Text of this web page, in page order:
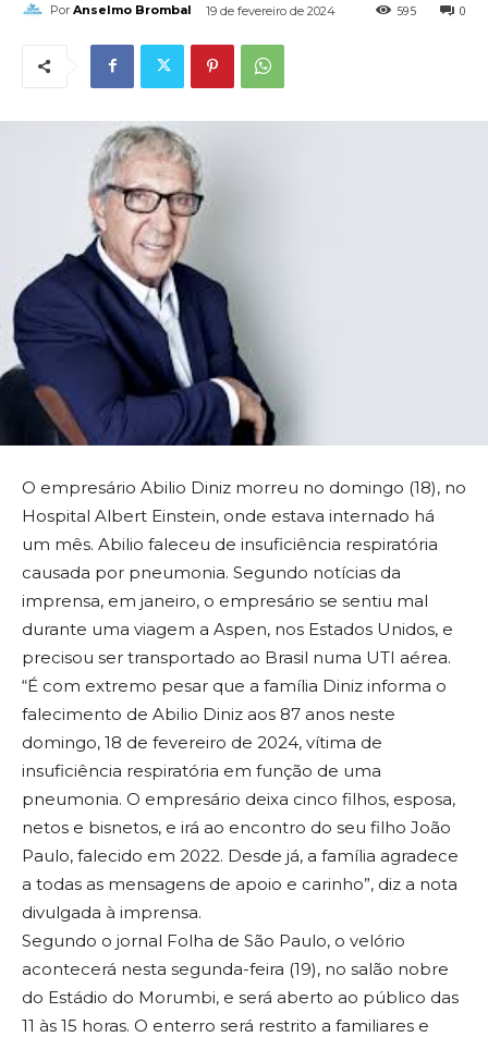
Por Anselmo Brombal 19 de fevereiro de 2024 0
595
O empresário Abilio Diniz morreu no domingo (18), no
Hospital Albert Einstein, onde estava internado há
um mês. Abilio faleceu de insuficiência respiratória
causada por pneumonia. Segundo notícias da
imprensa, em janeiro, o empresário se sentiu mal
durante uma viagem a Aspen, nos Estados Unidos, e
precisou ser transportado ao Brasil numa UTI aérea.
“É com extremo pesar que a família Diniz informa o
falecimento de Abilio Diniz aos 87 anos neste
domingo, 18 de fevereiro de 2024, vítima de
insuficiência respiratória em função de uma
pneumonia. O empresário deixa cinco filhos, esposa,
netos e bisnetos, e irá ao encontro do seu filho João
Paulo, falecido em 2022. Desde já, a família agradece
a todas as mensagens de apoio e carinho”, diz a nota
divulgada à imprensa.
Segundo o jornal Folha de São Paulo, o velório
acontecerá nesta segunda-feira (19), no salão nobre
do Estádio do Morumbi, e será aberto ao público das
11 às 15 horas. O enterro será restrito a familiares e